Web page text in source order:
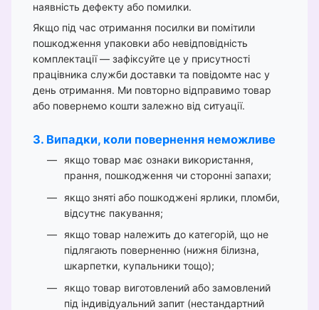
наявність дефекту або помилки.
Якщо під час отримання посилки ви помітили
пошкодження упаковки або невідповідність
комплектації — зафіксуйте це у присутності
працівника служби доставки та повідомте нас у
день отримання. Ми повторно відправимо товар
або повернемо кошти залежно від ситуації.
3. Випадки, коли повернення неможливе
якщо товар має ознаки використання,
прання, пошкодження чи сторонні запахи;
якщо зняті або пошкоджені ярлики, пломби,
відсутнє пакування;
якщо товар належить до категорій, що не
підлягають поверненню (нижня білизна,
шкарпетки, купальники тощо);
якщо товар виготовлений або замовлений
під індивідуальний запит (нестандартний